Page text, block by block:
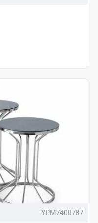
cam gibi farklı
sadece estetik değil,
da önemlidir.
veya raflı modeller,
sunar.
en iyi alışveriş
sehpa
ile evinizin her
Web sitemizi
modelleriniYPM7400787